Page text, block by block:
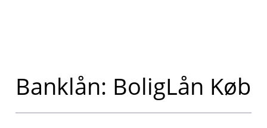
Banklån: BoligLån Køb